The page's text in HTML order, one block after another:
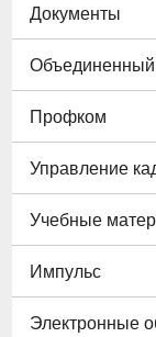
Документы
Профком
Управление
Учебные
Импульс
Электронные